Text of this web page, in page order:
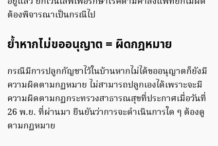
ต้องพิจารณาเป็นกรณีไป
ย้ำหากไม่ขออนุญาต = ผิดกฎหมาย
กรณีมีการปลูกกัญชาไว้ในบ้านหากไม่ได้ขออนุญาตก็ยังมี
ความผิดตามกฏหมาย ไม่สามารถปลูกเองได้เพราะจะมี
ความผิดตามกฏกระทรวงสาธารณสุขที่ประกาศเมื่อวันที่
26 พ.ย. ที่ผ่านมา ยืนยันว่าการจะดำเนินการใด ๆ ต้องดู
ตามกฏหมาย